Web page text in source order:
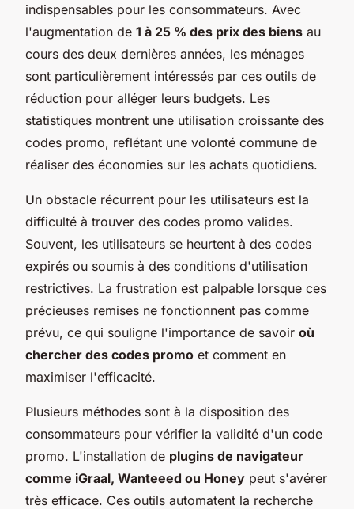
indispensables pour les consommateurs. Avec
l'augmentation de 1 à 25 % des prix des biens au
cours des deux dernières années, les ménages
sont particulièrement intéressés par ces outils de
réduction pour alléger leurs budgets. Les
statistiques montrent une utilisation croissante des
codes promo, reflétant une volonté commune de
réaliser des économies sur les achats quotidiens.
Un obstacle récurrent pour les utilisateurs est la
difficulté à trouver des codes promo valides.
Souvent, les utilisateurs se heurtent à des codes
expirés ou soumis à des conditions d'utilisation
restrictives. La frustration est palpable lorsque ces
précieuses remises ne fonctionnent pas comme
prévu, ce qui souligne l'importance de savoir où
chercher des codes promo et comment en
maximiser l'efficacité.
Plusieurs méthodes sont à la disposition des
consommateurs pour vérifier la validité d'un code
promo. L'installation de plugins de navigateur
comme iGraal, Wanteeed ou Honey peut s'avérer
très efficace. Ces outils automatent la recherche